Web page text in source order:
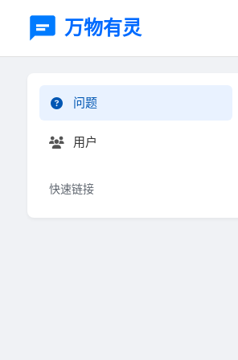
万物有灵
问题
用户
快速链接